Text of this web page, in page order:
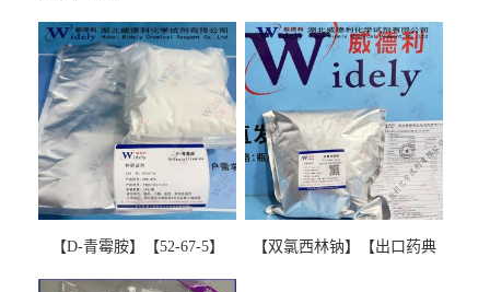
【D-青霉胺】【52-67-5】
【双氯西林钠】【出口药典